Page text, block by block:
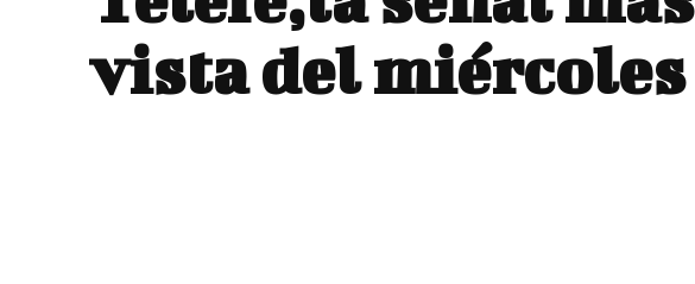
vista del miércoles